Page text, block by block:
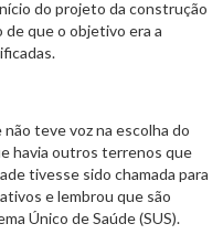
do projeto da construção
de que o objetivo era a
teve voz na escolha do
havia outros terrenos que
tivesse sido chamada para
e lembrou que são
Único de Saúde (SUS).